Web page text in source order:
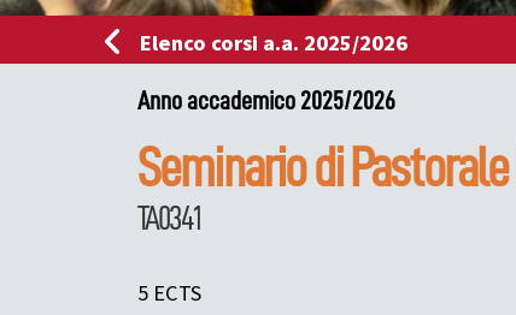
Elenco corsi a.a. 2025/2026
Anno accademico 2025/2026
Seminario di Pastorale
TA0341
5 ECTS